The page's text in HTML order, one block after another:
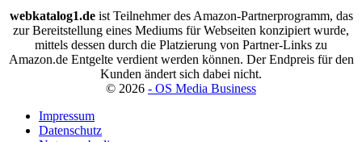
webkatalog1.deist Teilnehmer des Amazon-Partnerprogramm, das
zur Bereitstellung eines Mediums für Webseiten konzipiert wurde,
mittels dessen durch die Platzierung von Partner-Links zu
Amazon.de Entgelte verdient werden können. Der Endpreis für den
Kunden ändert sich dabei nicht.
© 2026 - OS Media Business
Impressum
Datenschutz